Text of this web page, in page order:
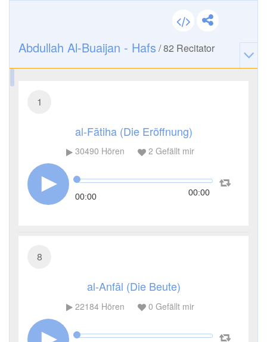
Abdullah Al-Buaijan - Hafs /82 Recitator
1
al-Fātiha (Die Eröffnung)
30490 Hören 2 Gefällt mir
00:00 00:00
8
al-Anfāl (Die Beute)
22184Hören 0 Gefällt mir